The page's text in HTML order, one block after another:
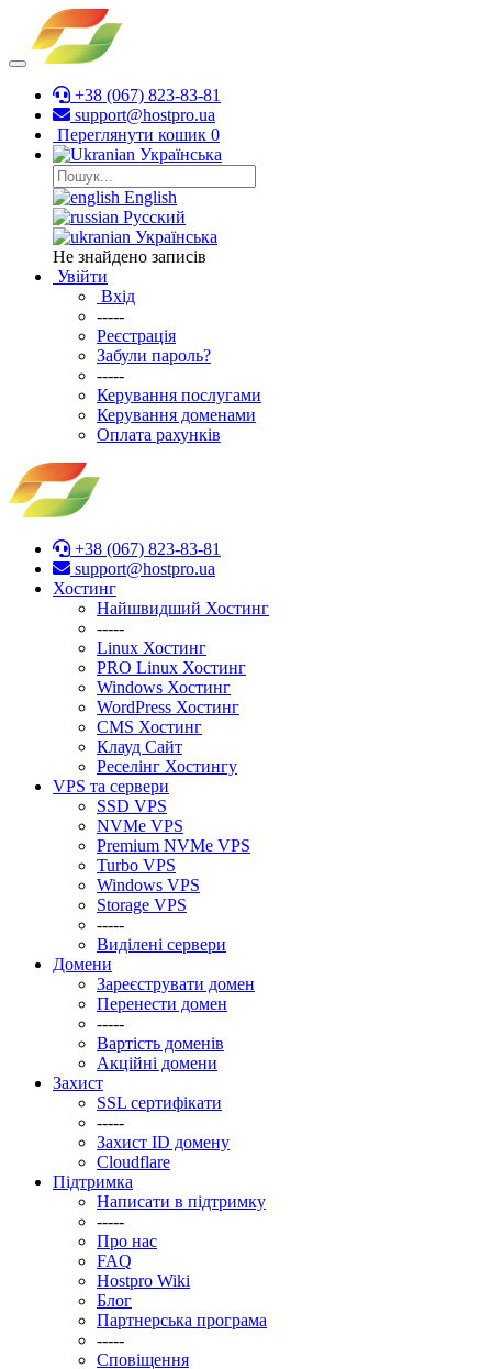
+38 (067) 823-83-81
support@hostpro.ua
Переглянути кошик 0
Українська
English
Русский
Українська
Не знайдено записів
Увійти
Вхід
-----
Реєстрація
Забули пароль?
-----
Керування послугами
Керування доменами
Оплата рахунків
+38 (067) 823-83-81
support@hostpro.ua
Хостинг
Найшвидший Хостинг
-----
Linux Хостинг
PRO Linux Хостинг
Windows Хостинг
WordPress Хостинг
CMS Хостинг
Клауд Сайт
Реселінг Хостингу
VPS та сервери
SSD VPS
NVMe VPS
Premium NVMe VPS
Turbo VPS
Windows VPS
Stоrage VPS
-----
Виділені сервери
Домени
Зареєструвати домен
Перенести домен
-----
Вартість доменів
Акційні домени
Захист
SSL сертифікати
-----
Захист ID домену
Clоudflare
Підтримка
Написати в підтримку
-----
Про нас
FAQ
Hostpro Wiki
Блог
Партнерська програма
-----
Сповіщення